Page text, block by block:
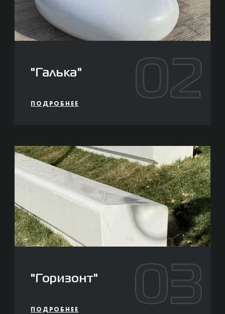
"Галька"
ПОДРОБНЕЕ 02
"Горизонт"
ПОДРОБНЕЕ 03